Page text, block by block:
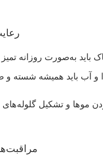
۳.
به‌صورت روزانه
موها و تشکیل
۴.